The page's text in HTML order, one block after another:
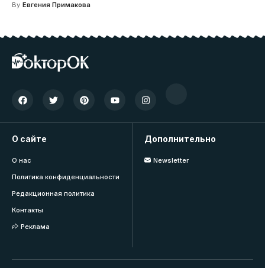
By Евгения Примакова
О сайте
О нас
Политика конфиденциальности
Редакционная политика
Контакты
Реклама
Дополнительно
Newsletter